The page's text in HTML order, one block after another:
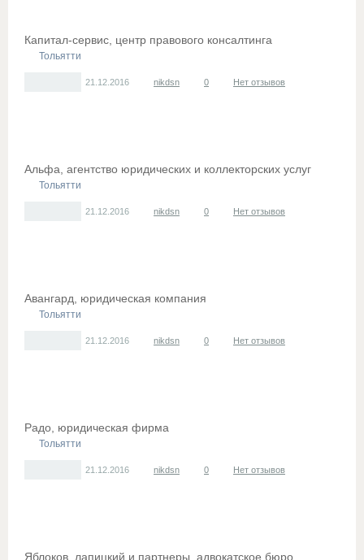
Капитал-сервис, центр правового консалтинга
Тольятти
21.12.2016 nikdsn 0 Нет отзывов
Альфа, агентство юридических и коллекторских услуг
Тольятти
21.12.2016 nikdsn 0 Нет отзывов
Авангард, юридическая компания
Тольятти
21.12.2016 nikdsn 0 Нет отзывов
Радо, юридическая фирма
Тольятти
21.12.2016 nikdsn 0 Нет отзывов
Яблоков, лапицкий и партнеры, адвокатское бюро